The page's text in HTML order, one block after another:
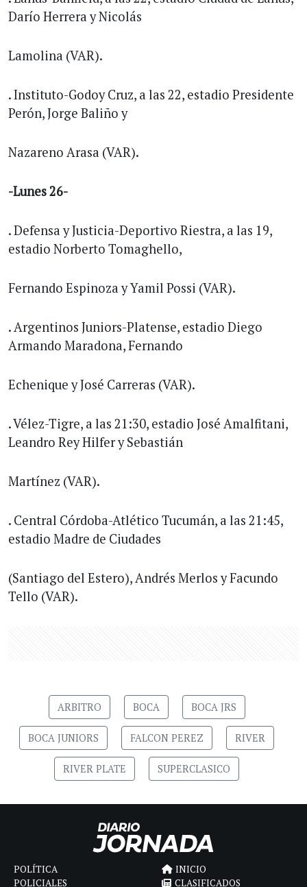
Darío Herrera y Nicolás
Lamolina (VAR).
. Instituto-Godoy Cruz, a las 22, estadio Presidente
Perón, Jorge Baliño y
Nazareno Arasa (VAR).
-Lunes 26-
. Defensa y Justicia-Deportivo Riestra, a las 19,
estadio Norberto Tomaghello,
Fernando Espinoza y Yamil Possi (VAR).
. Argentinos Juniors-Platense, estadio Diego
Armando Maradona, Fernando
Echenique y José Carreras (VAR).
. Vélez-Tigre, a las 21:30, estadio José Amalfitani,
Leandro Rey Hilfer y Sebastián
Martínez (VAR).
. Central Córdoba-Atlético Tucumán, a las 21:45,
estadio Madre de Ciudades
(Santiago del Estero), Andrés Merlos y Facundo
Tello (VAR).
ARBITRO BOCA BOCA JRS
BOCA JUNIORS FALCON PEREZ RIVER
RIVER PLATE SUPERCLASICO
POLÍTICA
POLICIALES
INICIO
CLASIFICADOS